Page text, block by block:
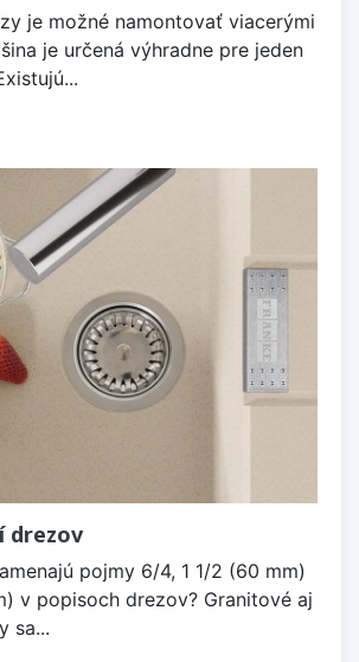
je možné namontovať viacerými
je určená výhradne pre jeden
drezov
pojmy 6/4, 1 1/2 (60 mm)
v popisoch drezov? Granitové aj
sa...